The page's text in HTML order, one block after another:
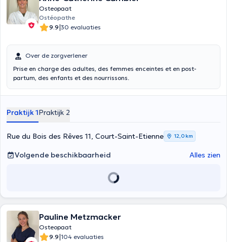
Osteopaat
Ostéopathe
9.9|30 evaluaties
Over de zorgverlener
Prise en charge des adultes, des femmes enceintes et en post-
partum, des enfants et des nourrissons.
Praktijk 1Praktijk 2
Rue du Bois des Rêves 11, Court-Saint-Etienne 12,0 km
Volgende beschikbaarheid Alles zien
Pauline Metzmacker
Osteopaat
9.9|104 evaluaties